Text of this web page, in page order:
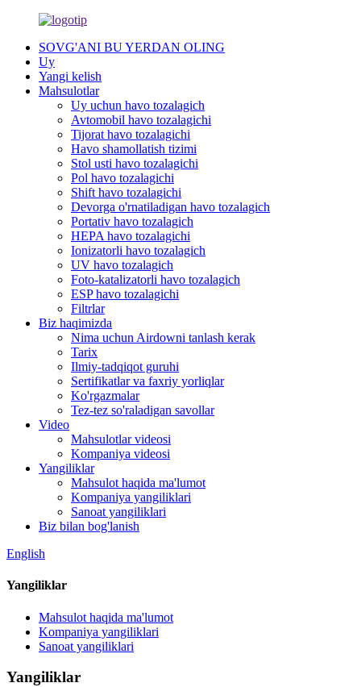
SOVG'ANI BU YERDAN OLING
Uy
Yangi kelish
Mahsulotlar
Uy uchun havo tozalagich
Avtomobil havo tozalagichi
Tijorat havo tozalagichi
Havo shamollatish tizimi
Stol usti havo tozalagichi
Pol havo tozalagichi
Shift havo tozalagichi
Devorga o'rnatiladigan havo tozalagich
Portativ havo tozalagich
HEPA havo tozalagichi
Ionizatorli havo tozalagich
UV havo tozalagich
Foto-katalizatorli havo tozalagich
ESP havo tozalagichi
Filtrlar
Biz haqimizda
Nima uchun Airdowni tanlash kerak
Tarix
Ilmiy-tadqiqot guruhi
Sertifikatlar va faxriy yorliqlar
Ko'rgazmalar
Tez-tez so'raladigan savollar
Video
Mahsulotlar videosi
Kompaniya videosi
Yangiliklar
Mahsulot haqida ma'lumot
Kompaniya yangiliklari
Sanoat yangiliklari
Biz bilan bog'lanish
English
Yangiliklar
Mahsulot haqida ma'lumot
Kompaniya yangiliklari
Sanoat yangiliklari
Yangiliklar